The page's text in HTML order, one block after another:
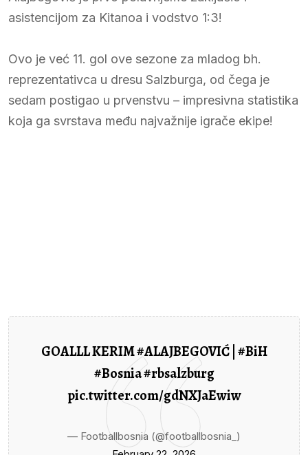
asistencijom za Kitanoa i vodstvo 1:3!
Ovo je već 11. gol ove sezone za mladog bh.
reprezentativca u dresu Salzburga, od čega je
sedam postigao u prvenstvu – impresivna statistika
koja ga svrstava među najvažnije igrače ekipe!
GOALLL KERIM#ALAJBEGOVIĆ| #BiH
#Bosnia#rbsalzburg
pic.twitter.com/gdNXJaEwiw
— Footballbosnia (@footballbosnia_)
Izbačeni s konačne liste pred potpisivanje
ugovora: Povratnici...
Sljedeći Članak
Drama u Gračanici: Policajac u civilu sustigao